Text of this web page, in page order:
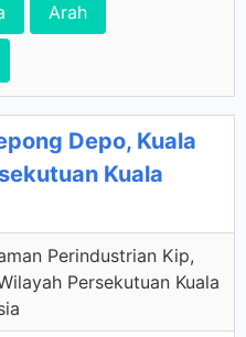
Arah
Depo, Kuala
Kuala
Perindustrian Kip,
Persekutuan Kuala